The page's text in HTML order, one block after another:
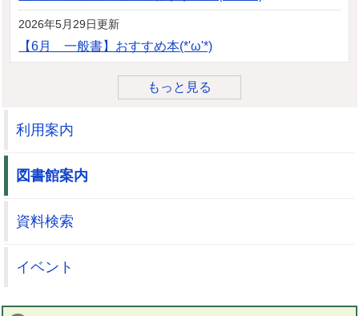
2026年5月29日更新
【6月 一般書】おすすめ本(*'ω'*)
もっと見る
利用案内
図書館案内
資料検索
イベント